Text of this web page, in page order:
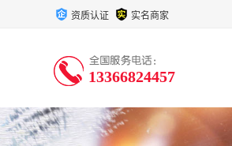
资质认证 实名商家
13366824457